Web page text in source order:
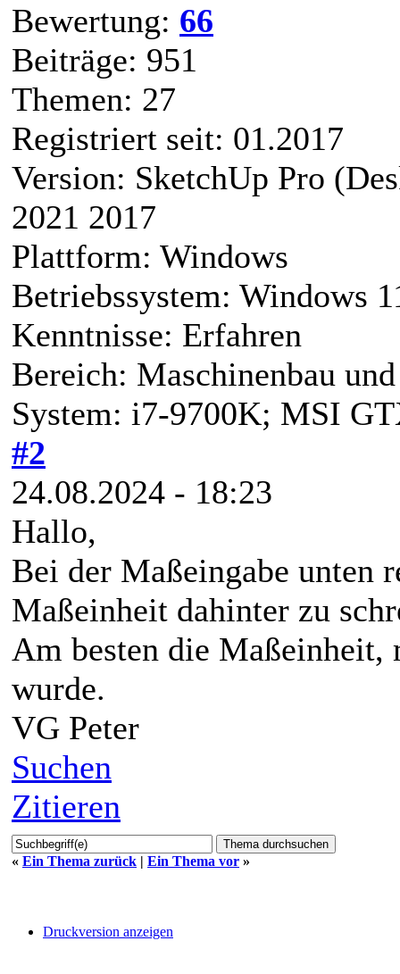
Bewertung: 66
Beiträge: 951
Themen: 27
Registriert seit: 01.2017
Version: SketchUp Pro
2021 2017
Plattform: Windows
Betriebssystem: Windows
Kenntnisse: Erfahren
Bereich: Maschinenbau
System: i7-9700K; MSI
#2
24.08.2024 - 18:23
Hallo,
Bei der Maßeingabe unten
Maßeinheit dahinter zu
Am besten die
wurde.
VG Peter
Suchen
Zitieren
« Ein Thema zurück | Ein Thema vor »
Druckversion anzeigen